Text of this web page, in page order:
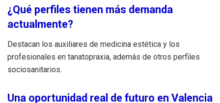
¿Qué perfiles tienen más demanda
actualmente?
Destacan los auxiliares de medicina estética y los
profesionales en tanatopraxia, además de otros perfiles
sociosanitarios.
Una oportunidad real de futuro en Valencia